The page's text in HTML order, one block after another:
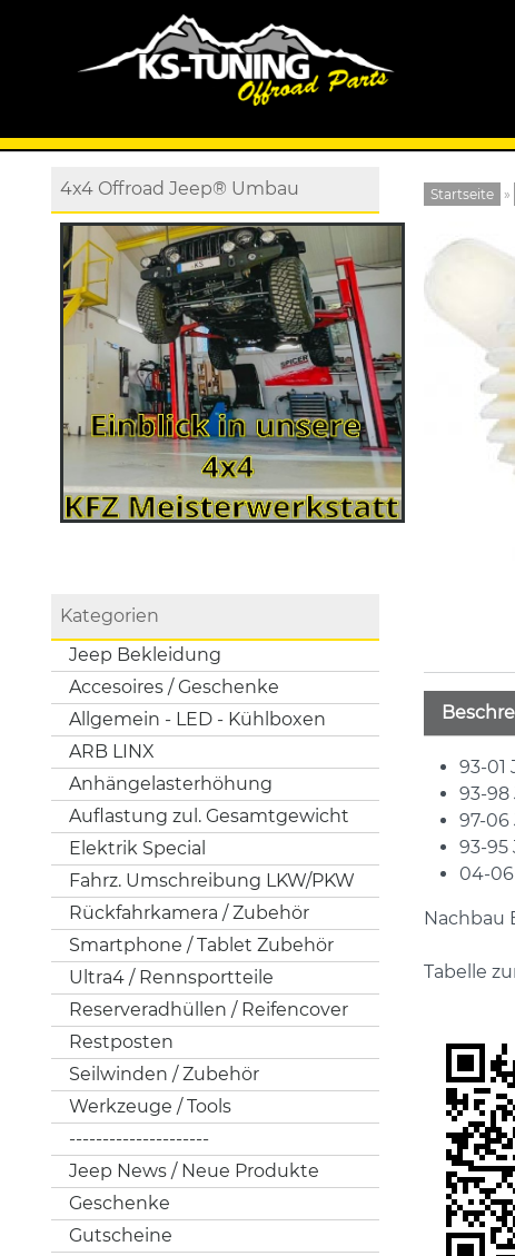
4x4 Offroad Jeep® Umbau
Kategorien
Jeep Bekleidung
Accesoires / Geschenke
Allgemein - LED - Kühlboxen
ARB LINX
Anhängelasterhöhung
Auflastung zul. Gesamtgewicht
Elektrik Special
Fahrz. Umschreibung LKW/PKW
Rückfahrkamera / Zubehör
Smartphone / Tablet Zubehör
Ultra4 / Rennsportteile
Reserveradhüllen / Reifencover
Restposten
Seilwinden / Zubehör
Werkzeuge / Tools
---------------------
Jeep News / Neue Produkte
Geschenke
Gutscheine
Startseite »
93-01
93-98
97-06
93-95
04-06
Nachbau
Tabelle